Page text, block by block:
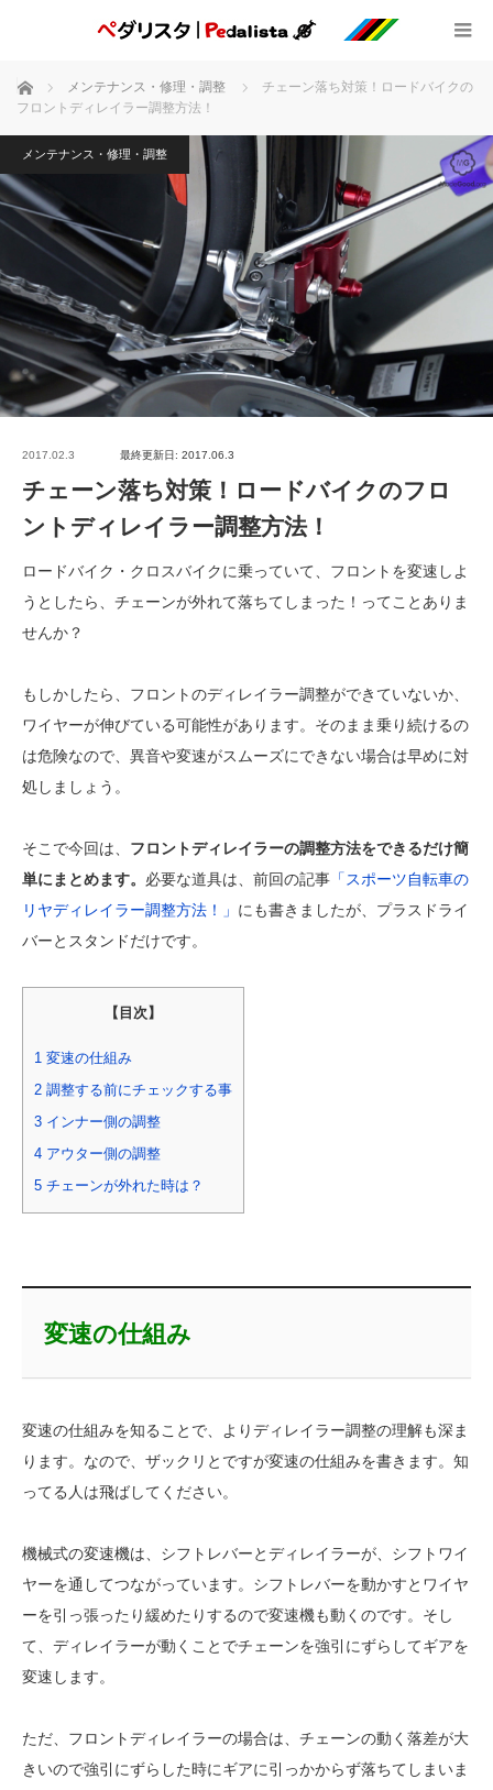
ホーム メンテナンス・修理・調整
チェーン落ち対策！ロードバイクの
フロントディレイラー調整方法！
メンテナンス・修理・調整
2017.02.3 最終更新日: 2017.06.3
チェーン落ち対策！ロードバイクのフロ
ントディレイラー調整方法！
ロードバイク・クロスバイクに乗っていて、フロントを変速しよ
うとしたら、チェーンが外れて落ちてしまった！ってことありま
せんか？
もしかしたら、フロントのディレイラー調整ができていないか、
ワイヤーが伸びている可能性があります。そのまま乗り続けるの
は危険なので、異音や変速がスムーズにできない場合は早めに対
処しましょう。
そこで今回は、 フロントディレイラーの調整方法をできるだけ簡
単にまとめます。 必要な道具は、前回の記事 「スポーツ自転車の
リヤディレイラー調整方法！」 にも書きましたが、プラスドライ
バーとスタンドだけです。
【目次】
1 変速の仕組み
2 調整する前にチェックする事
3 インナー側の調整
4 アウター側の調整
5 チェーンが外れた時は？
変速の仕組み
変速の仕組みを知ることで、よりディレイラー調整の理解も深ま
ります。なので、ザックリとですが変速の仕組みを書きます。知
ってる人は飛ばしてください。
機械式の変速機は、シフトレバーとディレイラーが、シフトワイ
ヤーを通してつながっています。シフトレバーを動かすとワイヤ
ーを引っ張ったり緩めたりするので変速機も動くのです。そし
て、ディレイラーが動くことでチェーンを強引にずらしてギアを
変速します。
ただ、フロントディレイラーの場合は、チェーンの動く落差が大
きいので強引にずらした時にギアに引っかからず落ちてしまいま